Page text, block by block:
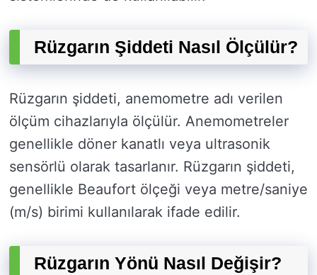
Rüzgarın Şiddeti Nasıl Ölçülür?
Rüzgarın şiddeti, anemometre adı verilen
ölçüm cihazlarıyla ölçülür. Anemometreler
genellikle döner kanatlı veya ultrasonik
sensörlü olarak tasarlanır. Rüzgarın şiddeti,
genellikle Beaufort ölçeği veya metre/saniye
(m/s) birimi kullanılarak ifade edilir.
Rüzgarın Yönü Nasıl Değişir?